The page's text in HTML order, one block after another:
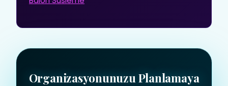
Organizasyonunuzu Planlamaya